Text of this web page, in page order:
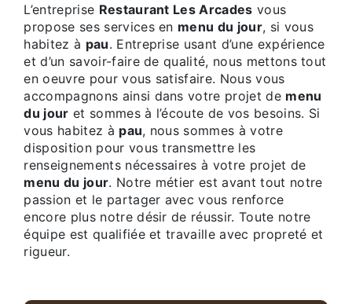
L’entreprise Restaurant Les Arcades vous
propose ses services en menu du jour, si vous
habitez à pau. Entreprise usant d’une expérience
et d’un savoir-faire de qualité, nous mettons tout
en oeuvre pour vous satisfaire. Nous vous
accompagnons ainsi dans votre projet de menu
du jour et sommes à l’écoute de vos besoins. Si
vous habitez à pau, nous sommes à votre
disposition pour vous transmettre les
renseignements nécessaires à votre projet de
menu du jour. Notre métier est avant tout notre
passion et le partager avec vous renforce
encore plus notre désir de réussir. Toute notre
équipe est qualifiée et travaille avec propreté et
rigueur.